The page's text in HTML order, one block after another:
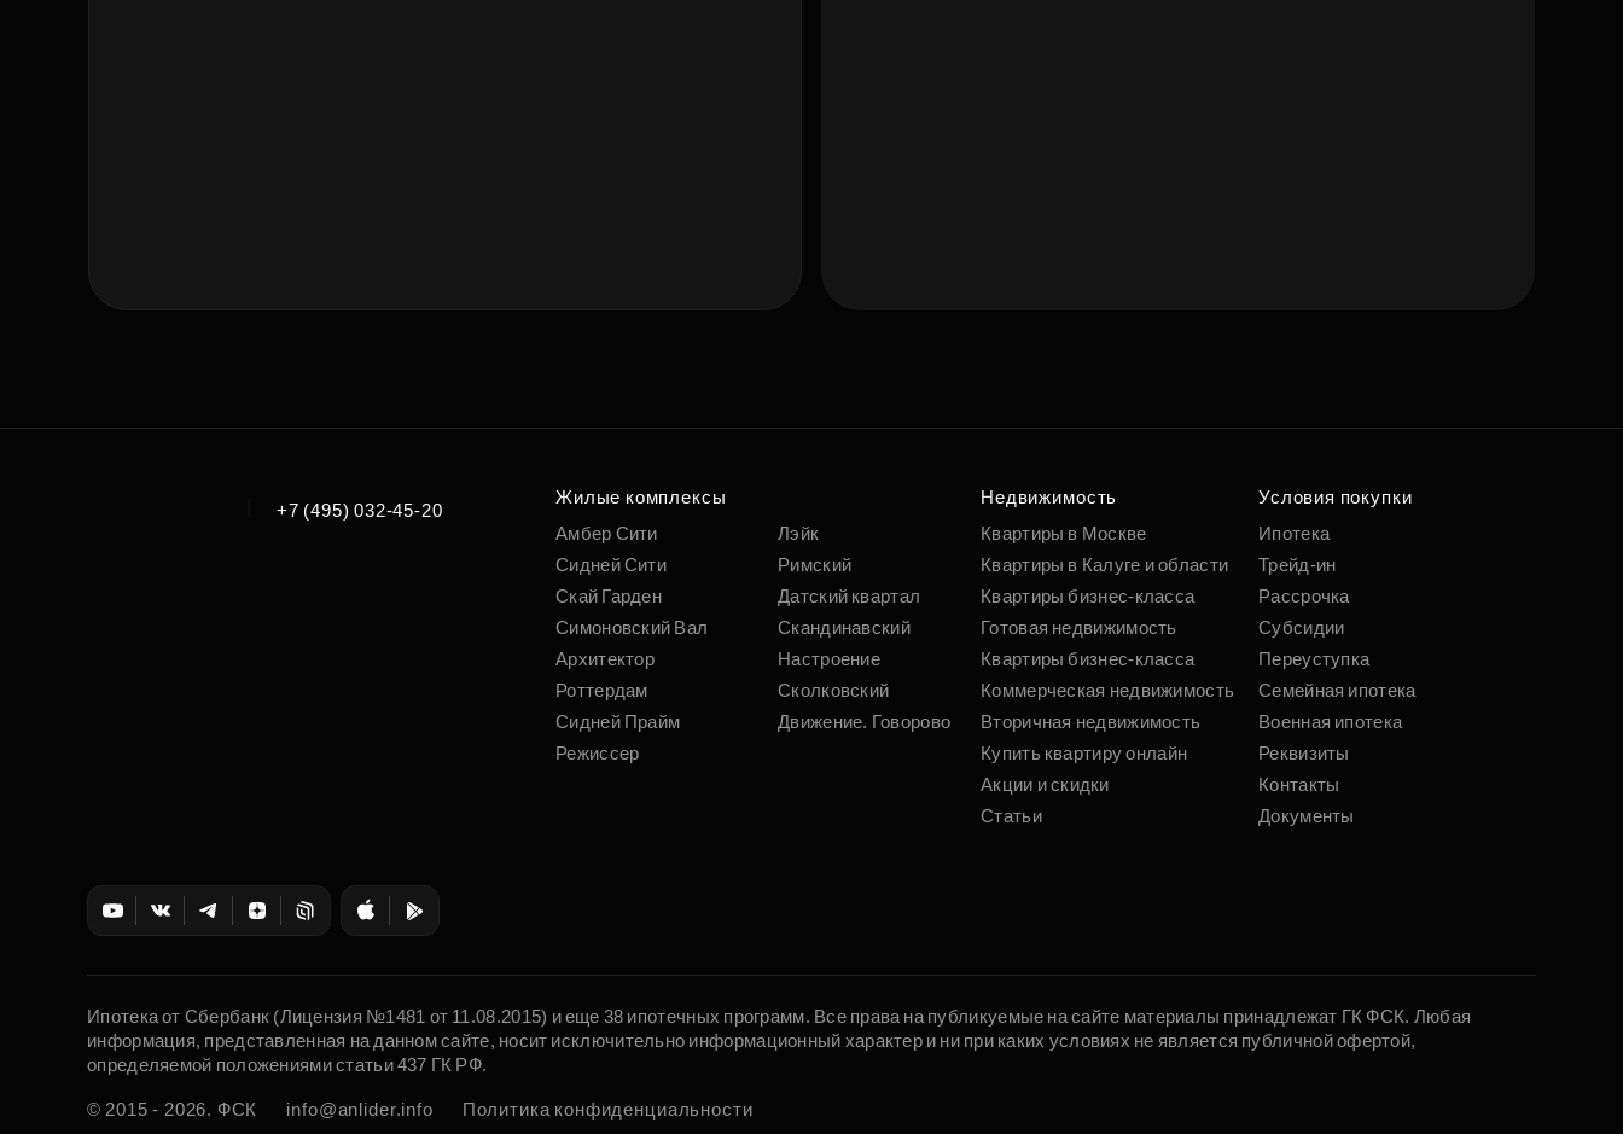
по удобным
вам параметрам
Подобрать
+7 (495) 032-45-20
Жилые комплексы
Амбер Сити
Сидней Сити
Скай Гарден
Симоновский Вал
Архитектор
Роттердам
Сидней Прайм
Режиссер
Лэйк
Римский
Датский квартал
Скандинавский
Настроение
Сколковский
Движение. Говорово
Недвижимость
Квартиры в Москве
Квартиры в Калуге и области
Квартиры бизнес-класса
Готовая недвижимость
Квартиры бизнес-класса
Коммерческая недвижимость
Вторичная недвижимость
Купить квартиру онлайн
Акции и скидки
Статьи
Условия покупки
Ипотека
Трейд-ин
Рассрочка
Субсидии
Переуступка
Семейная ипотека
Военная ипотека
Реквизиты
Контакты
Документы
Ипотека от Сбербанк (Лицензия №1481 от 11.08.2015) и еще 38 ипотечных программ. Все права на публикуемые на сайте материалы принадлежат ГК ФСК. Любая
информация, представленная на данном сайте, носит исключительно информационный характер и ни при каких условиях не является публичной офертой,
определяемой положениями статьи 437 ГК РФ.
© 2015 - 2026. ФСК info@anlider.info Политика конфиденциальности